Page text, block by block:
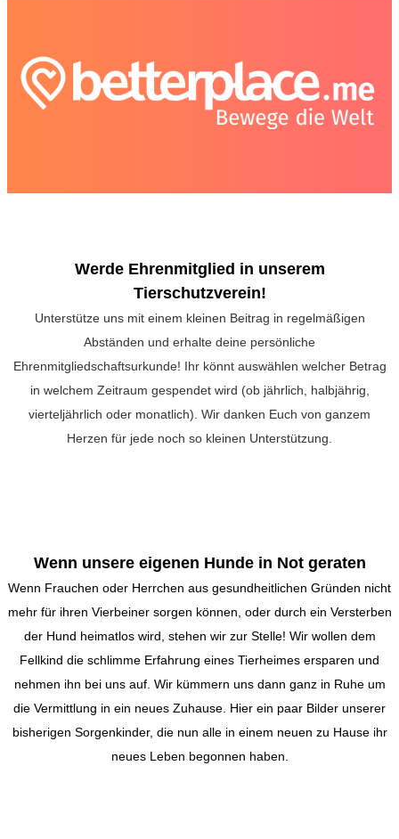
Werde Ehrenmitglied in unserem
Tierschutzverein!
Unterstütze uns mit einem kleinen Beitrag in regelmäßigen
Abständen und erhalte deine persönliche
Ehrenmitgliedschaftsurkunde! Ihr könnt auswählen welcher Betrag
in welchem Zeitraum gespendet wird (ob jährlich, halbjährig,
vierteljährlich oder monatlich). Wir danken Euch von ganzem
Herzen für jede noch so kleinen Unterstützung.
Wenn unsere eigenen Hunde in Not geraten
Wenn Frauchen oder Herrchen aus gesundheitlichen Gründen nicht
mehr für ihren Vierbeiner sorgen können, oder durch ein Versterben
der Hund heimatlos wird, stehen wir zur Stelle! Wir wollen dem
Fellkind die schlimme Erfahrung eines Tierheimes ersparen und
nehmen ihn bei uns auf. Wir kümmern uns dann ganz in Ruhe um
die Vermittlung in ein neues Zuhause. Hier ein paar Bilder unserer
bisherigen Sorgenkinder, die nun alle in einem neuen zu Hause ihr
neues Leben begonnen haben.